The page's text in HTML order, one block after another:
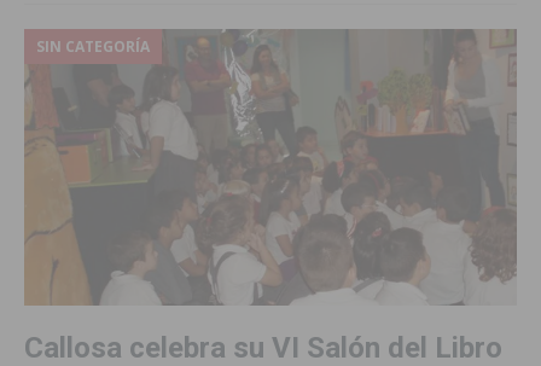
SIN CATEGORÍA
Callosa celebra su VI Salón del Libro